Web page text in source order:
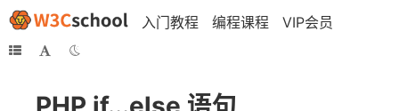
入门教程 编程课程 VIP会员